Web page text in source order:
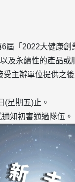
「2022大健康
及永續性的產品或
主辦單位提供之
(星期五)止。
知初審通過隊伍。